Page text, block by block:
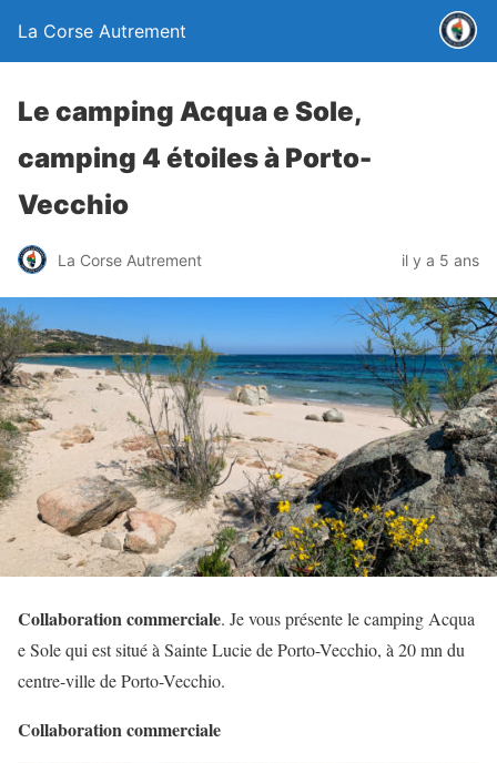
La Corse Autrement
Le camping Acqua e Sole,
camping 4 étoiles à Porto-
Vecchio
La Corse Autrement il y a 5 ans
Collaboration commerciale. Je vous présente le camping Acqua
e Sole qui est situé à Sainte Lucie de Porto-Vecchio, à 20 mn du
centre-ville de Porto-Vecchio.
Collaboration commerciale